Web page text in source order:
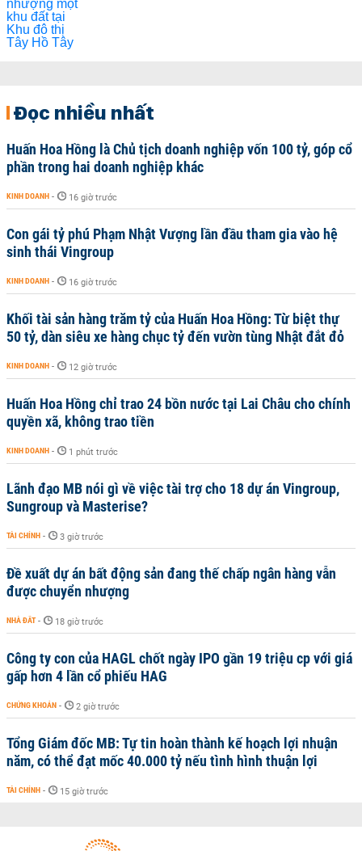
Đọc nhiều nhất
Huấn Hoa Hồng là Chủ tịch doanh nghiệp vốn 100 tỷ, góp cổ
phần trong hai doanh nghiệp khác
KINH DOANH - 16 giờ trước
Con gái tỷ phú Phạm Nhật Vượng lần đầu tham gia vào hệ
sinh thái Vingroup
KINH DOANH - 16 giờ trước
Khối tài sản hàng trăm tỷ của Huấn Hoa Hồng: Từ biệt thự
50 tỷ, dàn siêu xe hàng chục tỷ đến vườn tùng Nhật đắt đỏ
KINH DOANH - 12 giờ trước
Huấn Hoa Hồng chỉ trao 24 bồn nước tại Lai Châu cho chính
quyền xã, không trao tiền
KINH DOANH - 1 phút trước
Lãnh đạo MB nói gì về việc tài trợ cho 18 dự án Vingroup,
Sungroup và Masterise?
TÀI CHÍNH - 3 giờ trước
Đề xuất dự án bất động sản đang thế chấp ngân hàng vẫn
được chuyển nhượng
NHÀ ĐẤT - 18 giờ trước
Công ty con của HAGL chốt ngày IPO gần 19 triệu cp với giá
gấp hơn 4 lần cổ phiếu HAG
CHỨNG KHOÁN - 2 giờ trước
Tổng Giám đốc MB: Tự tin hoàn thành kế hoạch lợi nhuận
năm, có thể đạt mốc 40.000 tỷ nếu tình hình thuận lợi
TÀI CHÍNH - 15 giờ trước